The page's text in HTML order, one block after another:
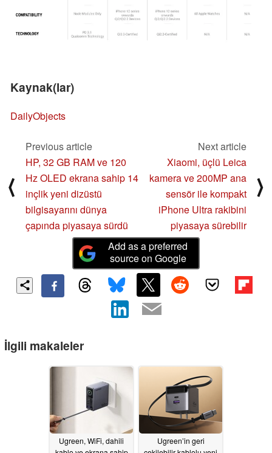
Kaynak(lar)
DailyObjects
⟨
Previous article
HP, 32 GB RAM ve 120
Hz OLED ekrana sahip 14
inçlik yeni dizüstü
bilgisayarını dünya
çapında piyasaya sürdü
Next article
Xiaomi, üçlü Leica
kamera ve 200MP ana
sensör ile kompakt
iPhone Ultra rakibini
piyasaya sürebilir
⟩
Add as a preferred
source on Google
İlgili makaleler
Ugreen, WiFi, dahili
Ugreen’in geri